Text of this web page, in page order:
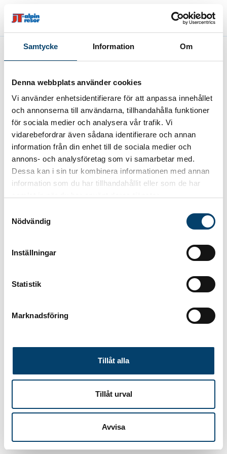
Samtycke Information Om
Denna webbplats använder cookies
Vi använder enhetsidentifierare för att anpassa innehållet
och annonserna till användarna, tillhandahålla funktioner
för sociala medier och analysera vår trafik. Vi
vidarebefordrar även sådana identifierare och annan
information från din enhet till de sociala medier och
annons- och analysföretag som vi samarbetar med.
Dessa kan i sin tur kombinera informationen med annan
information som du har tillhandahållit eller som de har
Nödvändig
Inställningar
Statistik
Marknadsföring
Tillåt alla
Tillåt urval
Avvisa
Fel
Paketet kan inte bokas